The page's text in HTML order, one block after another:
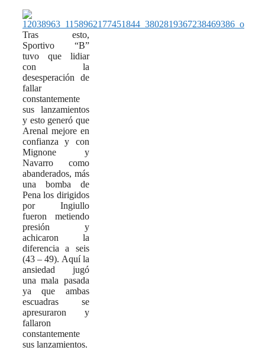
Tras esto,
Sportivo “B”
tuvo que lidiar
con la
desesperación de
fallar
constantemente
sus lanzamientos
y esto generó que
Arenal mejore en
confianza y con
Mignone y
Navarro como
abanderados, más
una bomba de
Pena los dirigidos
por Ingiullo
fueron metiendo
presión y
achicaron la
diferencia a seis
(43 – 49). Aquí la
ansiedad jugó
una mala pasada
ya que ambas
escuadras se
apresuraron y
fallaron
constantemente
sus lanzamientos.